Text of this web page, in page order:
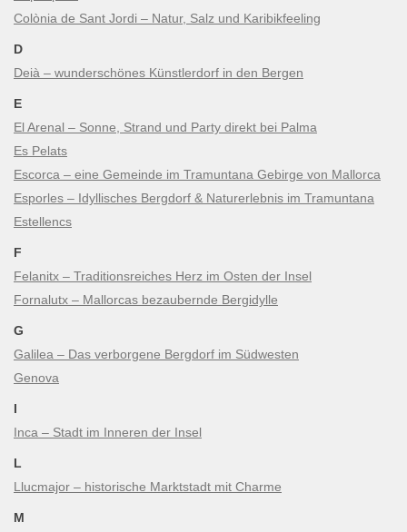
Colònia de Sant Jordi – Natur, Salz und Karibikfeeling
D
Deià – wunderschönes Künstlerdorf in den Bergen
E
El Arenal – Sonne, Strand und Party direkt bei Palma
Es Pelats
Escorca – eine Gemeinde im Tramuntana Gebirge von Mallorca
Esporles – Idyllisches Bergdorf & Naturerlebnis im Tramuntana
Estellencs
F
Felanitx – Traditionsreiches Herz im Osten der Insel
Fornalutx – Mallorcas bezaubernde Bergidylle
G
Galilea – Das verborgene Bergdorf im Südwesten
Genova
I
Inca – Stadt im Inneren der Insel
L
Llucmajor – historische Marktstadt mit Charme
M